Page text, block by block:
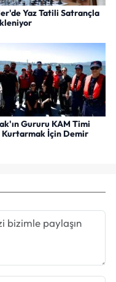
Yaz Tatili Satrançla
Gururu KAM Timi
Kurtarmak İçin Demir